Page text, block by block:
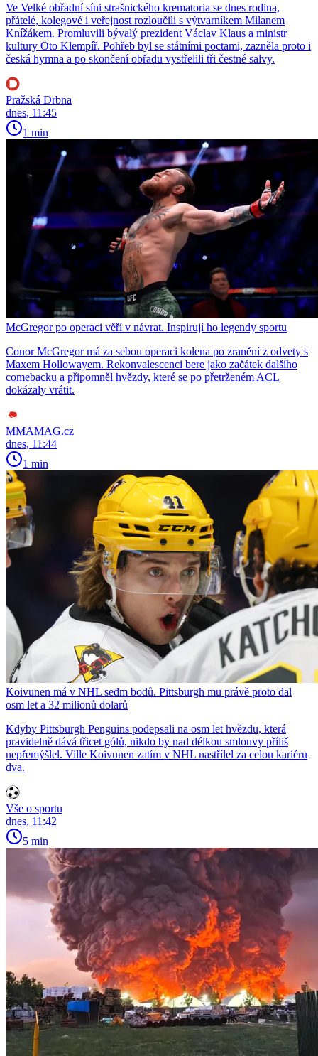
Ve Velké obřadní síni strašnického krematoria se dnes rodina,
přátelé, kolegové i veřejnost rozloučili s výtvarníkem Milanem
Knížákem. Promluvili bývalý prezident Václav Klaus a ministr
kultury Oto Klempíř. Pohřeb byl se státními poctami, zazněla proto i
česká hymna a po skončení obřadu vystřelili tři čestné salvy.
Pražská Drbna
dnes, 11:45
1 min
McGregor po operaci věří v návrat. Inspirují ho legendy sportu
Conor McGregor má za sebou operaci kolena po zranění z odvety s
Maxem Hollowayem. Rekonvalescenci bere jako začátek dalšího
comebacku a připomněl hvězdy, které se po přetrženém ACL
dokázaly vrátit.
MMAMAG.cz
dnes, 11:44
1 min
Koivunen má v NHL sedm bodů. Pittsburgh mu právě proto dal
osm let a 32 milionů dolarů
Kdyby Pittsburgh Penguins podepsali na osm let hvězdu, která
pravidelně dává třicet gólů, nikdo by nad délkou smlouvy příliš
nepřemýšlel. Ville Koivunen zatím v NHL nastřílel za celou kariéru
dva.
Vše o sportu
dnes, 11:42
5 min